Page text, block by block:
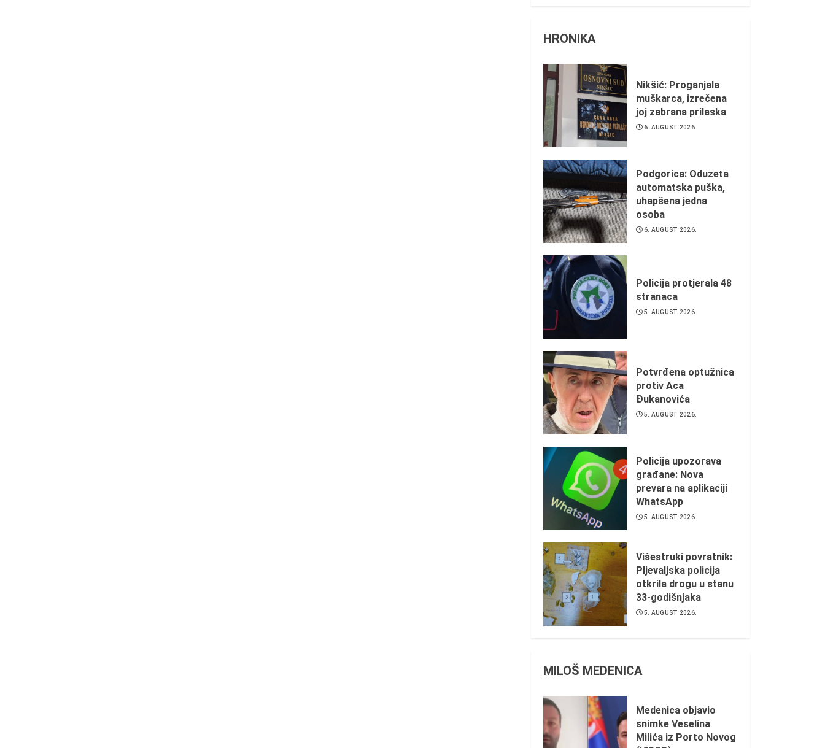
HRONIKA
Nikšić: Proganjala
muškarca, izrečena
joj zabrana prilaska
6. AUGUST 2026.
Podgorica: Oduzeta
automatska puška,
uhapšena jedna
osoba
6. AUGUST 2026.
Policija protjerala 48
stranaca
5. AUGUST 2026.
Potvrđena optužnica
protiv Aca
Đukanovića
5. AUGUST 2026.
Policija upozorava
građane: Nova
prevara na aplikaciji
WhatsApp
5. AUGUST 2026.
Višestruki povratnik:
Pljevaljska policija
otkrila drogu u stanu
33-godišnjaka
5. AUGUST 2026.
MILOŠ MEDENICA
Medenica objavio
snimke Veselina
Milića iz Porto Novog